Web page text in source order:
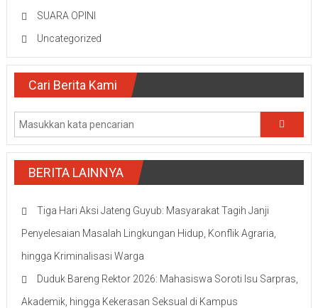
SUARA OPINI
Uncategorized
Cari Berita Kami
BERITA LAINNYA
Tiga Hari Aksi Jateng Guyub: Masyarakat Tagih Janji
Penyelesaian Masalah Lingkungan Hidup, Konflik Agraria,
hingga Kriminalisasi Warga
Duduk Bareng Rektor 2026: Mahasiswa Soroti Isu Sarpras,
Akademik, hingga Kekerasan Seksual di Kampus